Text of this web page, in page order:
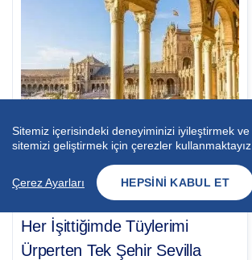
Her İşittiğimde Tüylerimi
Ürperten Tek Şehir Sevilla
Sitemiz içerisindeki deneyiminizi iyileştirmek ve
sitemizi geliştirmek için çerezler kullanmaktayız.
Çerez Ayarları HEPSINI KABUL ET